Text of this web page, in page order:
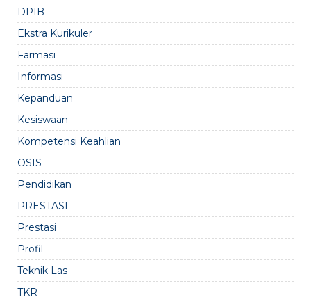
DPIB
Ekstra Kurikuler
Farmasi
Informasi
Kepanduan
Kesiswaan
Kompetensi Keahlian
OSIS
Pendidikan
PRESTASI
Prestasi
Profil
Teknik Las
TKR